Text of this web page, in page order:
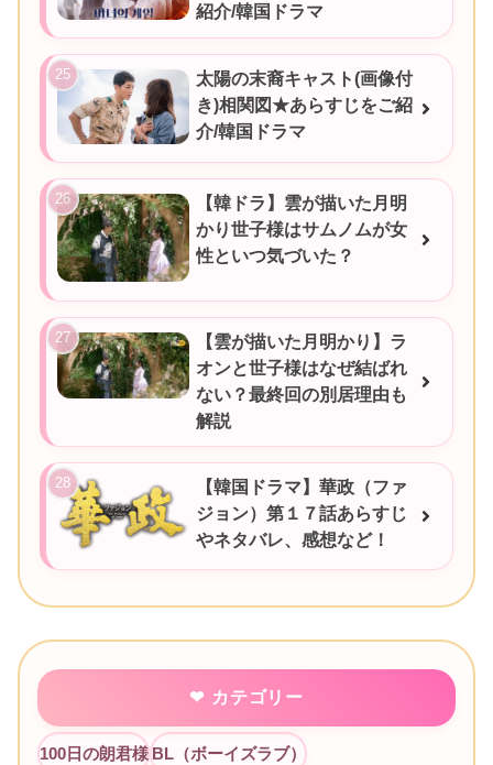
紹介/韓国ドラマ
太陽の末裔キャスト(画像付
き)相関図★あらすじをご紹
介/韓国ドラマ
【韓ドラ】雲が描いた月明
かり世子様はサムノムが女
性といつ気づいた？
【雲が描いた月明かり】ラ
オンと世子様はなぜ結ばれ
ない？最終回の別居理由も
解説
【韓国ドラマ】華政（ファ
ジョン）第１７話あらすじ
やネタバレ、感想など！
カテゴリー
100日の朗君様 BL（ボーイズラブ）